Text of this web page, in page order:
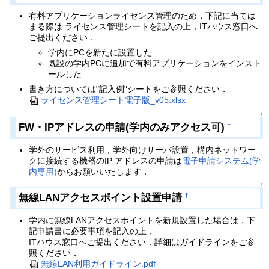
有料アプリケーションライセンス管理のため，下記に当ては
まる際は ライセンス管理シートを記入の上，ITハウス窓口へ
ご提出ください．
学内にPCを新たに設置した
既設の学内PCに追加で有料アプリケーションをインスト
ールした
書き方については"記入例"シートをご参照ください．
ライセンス管理シート電子版_v05.xlsx
↑
FW・IPアドレスの申請(学内のみアクセス可) †
学外のサービス利用，学外向けサーバ設置，構内ネットワー
クに接続する機器のIP アドレスの申請は電子申請システム(学
内専用)からお願いいたします．
↑
無線LANアクセスポイント設置申請 †
学内に無線LANアクセスポイントを新規設置した場合は，下
記申請書に必要事項を記入の上，
ITハウス窓口へご提出ください．詳細はガイドラインをご参
照ください．
無線LAN利用ガイドライン.pdf